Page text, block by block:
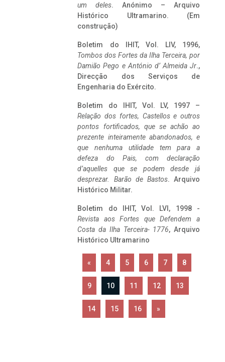
um deles. Anónimo – Arquivo
Histórico Ultramarino. (Em
construção)
Boletim do IHIT, Vol. LIV, 1996,
Tombos dos Fortes da Ilha Terceira, por
Damião Pego e António d’ Almeida Jr.,
Direcção dos Serviços de
Engenharia do Exército.
Boletim do IHIT, Vol. LV, 1997 –
Relação dos fortes, Castellos e outros
pontos fortificados, que se achão ao
prezente inteiramente abandonados, e
que nenhuma utilidade tem para a
defeza do Pais, com declaração
d’aquelles que se podem desde já
desprezar. Barão de Bastos. Arquivo
Histórico Militar.
Boletim do IHIT, Vol. LVI, 1998 -
Revista aos Fortes que Defendem a
Costa da Ilha Terceira- 1776, Arquivo
Histórico Ultramarino
« 4 5 6 7 8
9 10 11 12 13
14 15 16 »